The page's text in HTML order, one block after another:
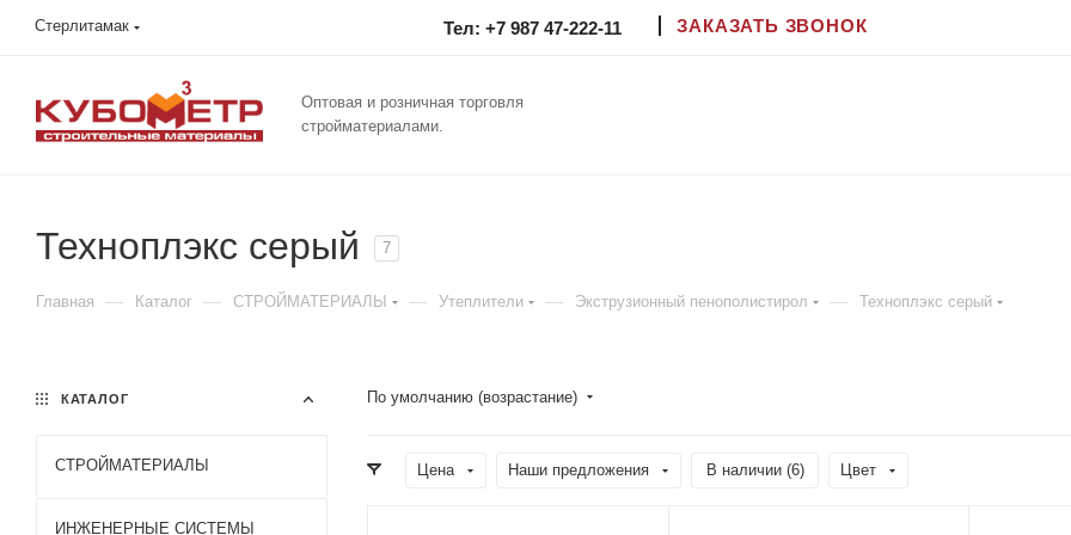
Стерлитамак Тел: +7 987 47-222-11 ЗАКАЗАТЬ ЗВОНОК
Оптовая и розничная торговля
стройматериалами.
Техноплэкс серый 7
Главная — Каталог — СТРОЙМАТЕРИАЛЫ — Утеплители — Экструзионный пенополистирол — Техноплэкс серый
По умолчанию (возрастание)
Цена Наши предложения В наличии (6) Цвет
КАТАЛОГ
СТРОЙМАТЕРИАЛЫ
ИНЖЕНЕРНЫЕ СИСТЕМЫ